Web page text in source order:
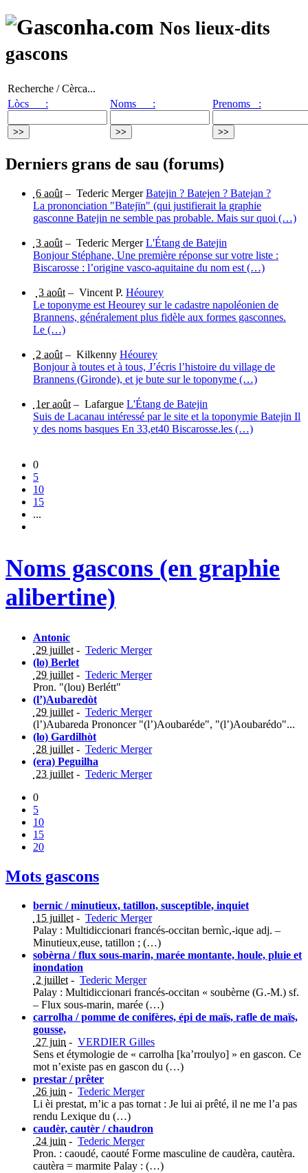
Nos lieux-dits
gascons
Recherche / Cèrca...
Lòcs :
Noms : Prenoms :
Derniers grans de sau (forums)
6 août – Tederic Merger Batejin ? Batejen ? Batejan ?
La prononciation "Batejïn" (qui justifierait la graphie
gasconne Batejin ne semble pas probable. Mais sur quoi (…)
3 août – Tederic Merger L'Étang de Batejin
Bonjour Stéphane, Une première réponse sur votre liste :
Biscarosse : l’origine vasco-aquitaine du nom est (…)
3 août – Vincent P. Héourey
Le toponyme est Heourey sur le cadastre napoléonien de
Brannens, généralement plus fidèle aux formes gasconnes.
Le (…)
2 août – Kilkenny Héourey
Bonjour à toutes et à tous, J’écris l’histoire du village de
Brannens (Gironde), et je bute sur le toponyme (…)
1er août – Lafargue L'Étang de Batejin
Suis de Lacanau intéressé par le site et la toponymie Batejin Il
y des noms basques En 33,et40 Biscarosse.les (…)
0
5
10
15
...
Noms gascons (en graphie
alibertine)
Antonic
29 juillet- Tederic Merger
(lo) Berlet
29 juillet- Tederic Merger
Pron. "(lou) Berlétt"
(l’)Aubaredòt
29 juillet- Tederic Merger
(l’)Aubareda Prononcer "(l’)Aoubaréde", "(l’)Aoubarédo"...
(lo) Gardilhòt
28 juillet- Tederic Merger
(era) Peguilha
23 juillet- Tederic Merger
0
5
10
15
20
Mots gascons
bernic / minutieux, tatillon, susceptible, inquiet
15 juillet - Tederic Merger
Palay : Multidiccionari francés-occitan bernìc,-ique adj. –
Minutieux,euse, tatillon ; (…)
sobèrna / flux sous-marin, marée montante, houle, pluie et
inondation
2 juillet - Tederic Merger
Palay : Multidiccionari francés-occitan « soubèrne (G.-M.) sf.
– Flux sous-marin, marée (…)
carrolha / pomme de conifères, épi de maïs, rafle de maïs,
gousse,
27 juin - VERDIER Gilles
Sens et étymologie de « carrolha [ka’rroulyo] » en gascon. Ce
mot n’existe pas en gascon du (…)
prestar / prêter
26 juin - Tederic Merger
Li èi prestat, m’ic a pas tornat : Je lui ai prêté, il ne me l’a pas
rendu Lexique du (…)
caudèr, cautèr / chaudron
24 juin - Tederic Merger
Pron. : caoudé, caouté Forme masculine de caudèra, cautèra.
cautèra = marmite Palay : (…)